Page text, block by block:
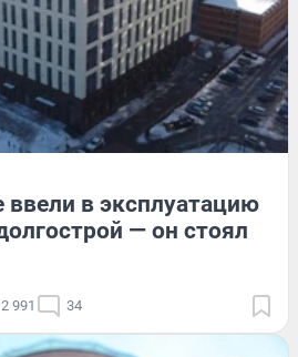
ввели в эксплуатацию
— он стоял
991 34